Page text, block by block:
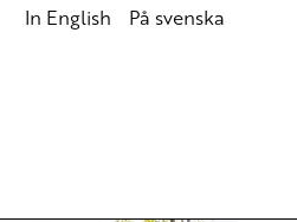
In English På svenska